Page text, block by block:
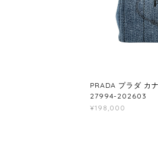
PRADA プラダ カ
27994-202603
¥198,000